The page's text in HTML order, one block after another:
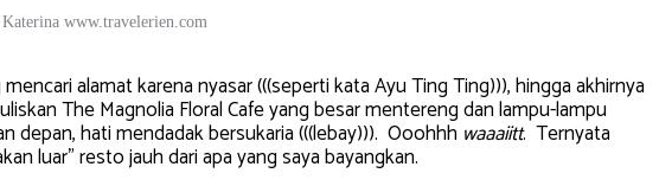
www.travelerien.com
alamat karena nyasar (((seperti kata Ayu Ting Ting))), hingga akhirnya
The Magnolia Floral Cafe yang besar mentereng dan lampu-lampu
depan, hati mendadak bersukaria (((lebay))). Ooohhh waaaiitt. Ternyata
luar” resto jauh dari apa yang saya bayangkan.